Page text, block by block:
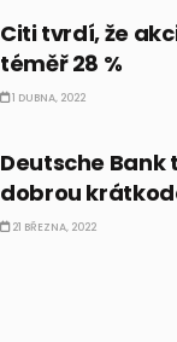
Citi tvrdí, že
téměř 28 %
1 DUBNA, 2022
Deutsche Bank
dobrou
21 BŘEZNA, 2022